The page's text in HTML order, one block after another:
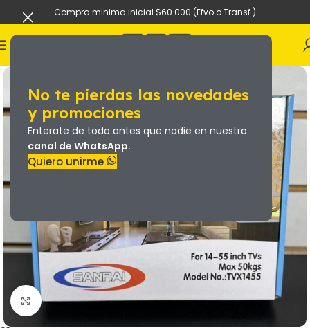
No te pierdas las novedades
y promociones
Enterate de todo antes que nadie en nuestro
canal de WhatsApp.
Quiero unirme
Compra minima inicial $60.000 (Efvo o Transf.)